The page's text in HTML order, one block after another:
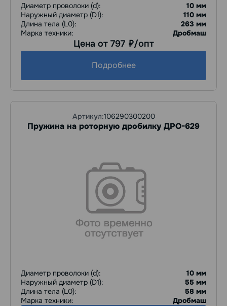
Диаметр проволоки (d):
10 мм
Наружный диаметр (D1):
110 мм
Длина тела (L0):
263 мм
Марка техники:
Дробмаш
Цена от 797 руб./опт
Подробнее
Артикул:106290300200
Пружина на роторную дробилку ДРО-629
Диаметр проволоки (d):
10 мм
Наружный диаметр (D1):
55 мм
Длина тела (L0):
58 мм
Марка техники:
Дробмаш